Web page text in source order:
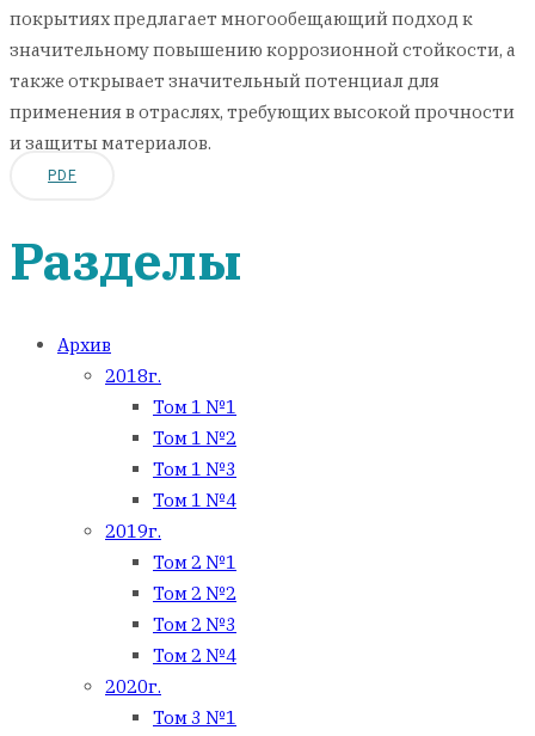
покрытиях предлагает многообещающий подход к
значительному повышению коррозионной стойкости, а
также открывает значительный потенциал для
применения в отраслях, требующих высокой прочности
и защиты материалов.
PDF
Разделы
Архив
2018г.
Том 1 №1
Том 1 №2
Том 1 №3
Том 1 №4
2019г.
Том 2 №1
Том 2 №2
Том 2 №3
Том 2 №4
2020г.
Том 3 №1